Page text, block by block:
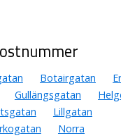
Botairgatan
Gullängsgatan
Lillgatan
Norra